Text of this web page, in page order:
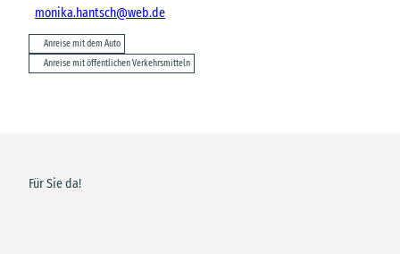
monika.hantsch@web.de
Anreise mit dem Auto
Anreise mit öffentlichen Verkehrsmitteln
Für Sie da!